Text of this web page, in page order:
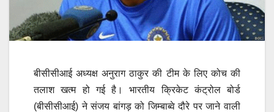
बीसीसीआई अध्यक्ष अनुराग ठाकुर की टीम के लिए कोच की
तलाश खत्म हो गई है। भारतीय क्रिकेट कंट्रोल बोर्ड
(बीसीसीआई) ने संजय बांगड़ को जिम्बाब्वे दौरे पर जाने वाली